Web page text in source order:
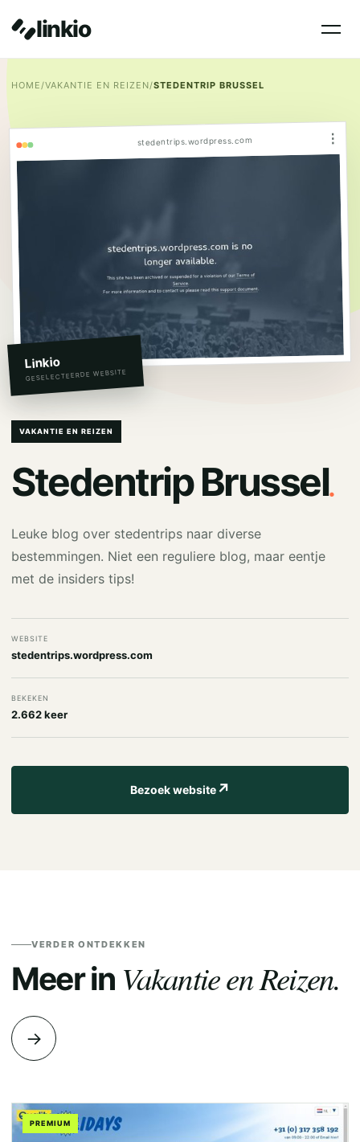
linkio
HOME/VAKANTIE EN REIZEN/STEDENTRIP BRUSSEL
stedentrips.wordpress.com ⋮
Linkio
GESELECTEERDE WEBSITE
VAKANTIE EN REIZEN
Stedentrip Brussel.
Leuke blog over stedentrips naar diverse
bestemmingen. Niet een reguliere blog, maar eentje
met de insiders tips!
WEBSITE
stedentrips.wordpress.com
BEKEKEN
2.662 keer
Bezoek website↗
VERDER ONTDEKKEN
Meer in Vakantie en Reizen.
→
PREMIUM